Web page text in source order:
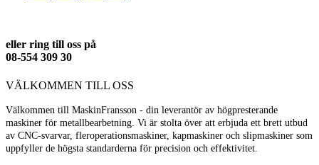
eller ring till oss på
08-554 309 30
VÄLKOMMEN TILL OSS
Välkommen till MaskinFransson - din leverantör av högpresterande
maskiner för metallbearbetning. Vi är stolta över att erbjuda ett brett utbud
av CNC-svarvar, fleroperationsmaskiner, kapmaskiner och slipmaskiner som
uppfyller de högsta standarderna för precision och effektivitet.